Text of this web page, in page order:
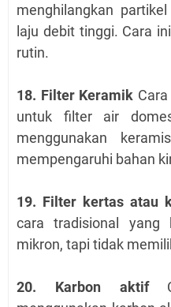
menghilangkan
laju debit tinggi. Cara
rutin.
18. Filter Keramik
untuk filter air
menggunakan
mempengaruhi bahan
19. Filter kertas atau
cara tradisional yang
mikron, tapi tidak
20. Karbon aktif